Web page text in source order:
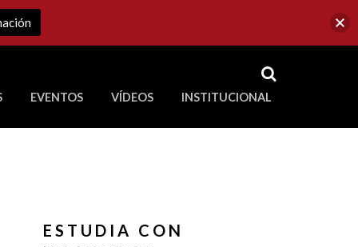
RSS
EVENTOS VÍDEOS INSTITUCIONAL
ESTUDIA CON